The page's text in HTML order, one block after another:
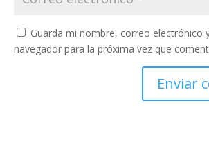
Guarda mi nombre, correo electrónico
navegador para la próxima vez que